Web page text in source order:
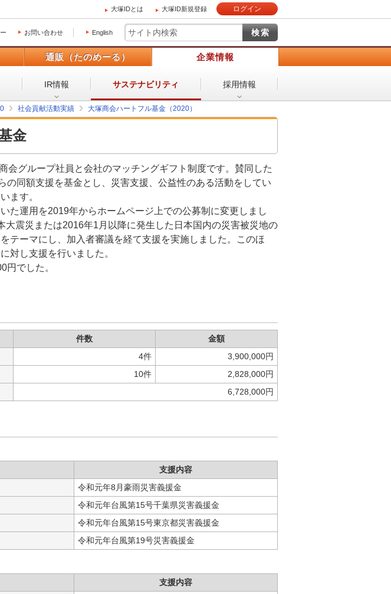
大塚IDとは 大塚ID新規登録 ログイン
お問い合わせ English
通販（たのめーる） 企業情報
IR情報 サステナビリティ 採用情報
社会貢献活動実績 大塚商会ハートフル基金（2020）
金
会グループ社員と会社のマッチングギフト制度です。賛同した
の同額支援を基金とし、災害支援、公益性のある活動をしてい
ます。
た運用を2019年からホームページ上での公募制に変更しまし
大震災または2016年1月以降に発生した日本国内の災害被災地の
テーマにし、加入者審議を経て支援を実施しました。このほ
対し支援を行いました。
円でした。
件数
金額
4件
3,900,000円
10件
2,828,000円
6,728,000円
支援内容
令和元年8月豪雨災害義援金
令和元年台風第15号千葉県災害義援金
令和元年台風第15号東京都災害義援金
令和元年台風第19号災害義援金
支援内容